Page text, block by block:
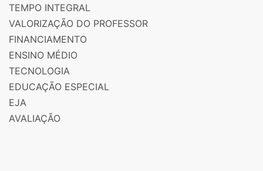
TEMPO INTEGRAL
VALORIZAÇÃO DO PROFESSOR
FINANCIAMENTO
ENSINO MÉDIO
TECNOLOGIA
EDUCAÇÃO ESPECIAL
EJA
AVALIAÇÃO